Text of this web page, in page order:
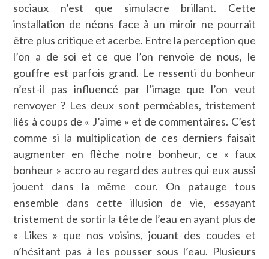
sociaux n’est que simulacre brillant. Cette
installation de néons face à un miroir ne pourrait
être plus critique et acerbe. Entre la perception que
l’on a de soi et ce que l’on renvoie de nous, le
gouffre est parfois grand. Le ressenti du bonheur
n’est-il pas influencé par l’image que l’on veut
renvoyer ? Les deux sont perméables, tristement
liés à coups de « J’aime » et de commentaires. C’est
comme si la multiplication de ces derniers faisait
augmenter en flèche notre bonheur, ce « faux
bonheur » accro au regard des autres qui eux aussi
jouent dans la même cour. On patauge tous
ensemble dans cette illusion de vie, essayant
tristement de sortir la tête de l’eau en ayant plus de
« Likes » que nos voisins, jouant des coudes et
n’hésitant pas à les pousser sous l’eau. Plusieurs